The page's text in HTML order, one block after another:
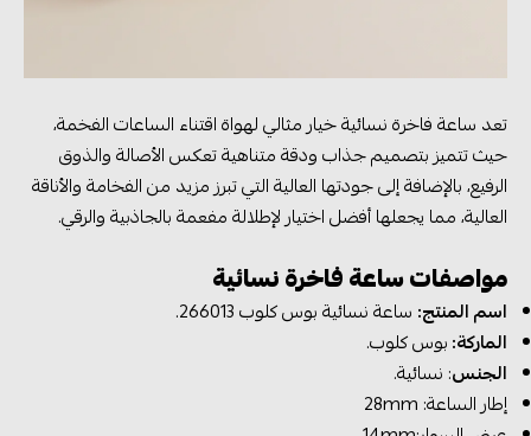
تعد ساعة فاخرة نسائية خيار مثالي لهواة اقتناء الساعات الفخمة،
حيث تتميز بتصميم جذاب ودقة متناهية تعكس الأصالة والذوق
الرفيع، بالإضافة إلى جودتها العالية التي تبرز مزيد من الفخامة والأناقة
العالية، مما يجعلها أفضل اختيار لإطلالة مفعمة بالجاذبية والرقي.
مواصفات ساعة فاخرة نسائية
اسم المنتج: ساعة نسائية بوس كلوب 266013.
الماركة:بوس كلوب.
الجنس: نسائية.
إطار الساعة: 28mm